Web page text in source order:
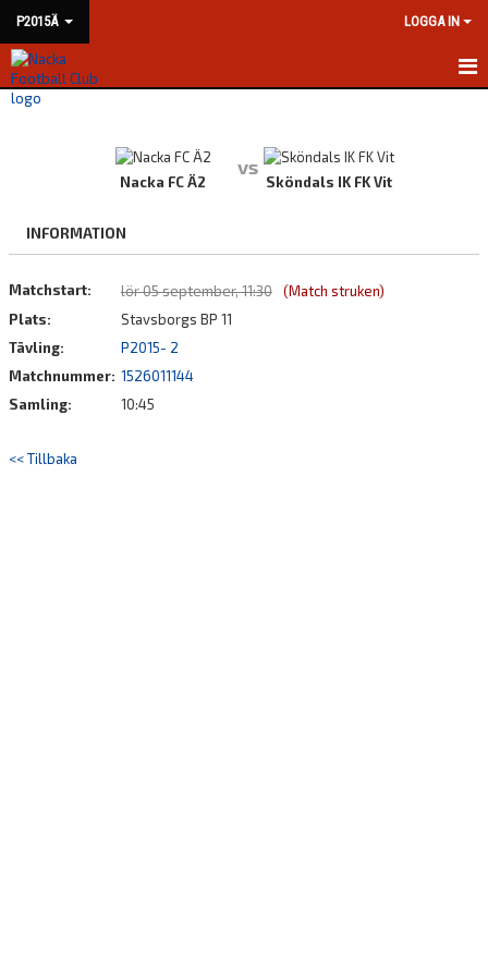
P2015Ä LOGGA IN
HEM
MATCHER
TRUPPEN
BILDGALLERI
Nacka FC Ä2
vs
Sköndals IK FK Vit
INFORMATION
Matchstart: lör 05 september, 11:30
(Match struken)
Plats:
Stavsborgs BP 11
Tävling:
P2015- 2
Matchnummer: 1526011144
Samling:
10:45
<< Tillbaka